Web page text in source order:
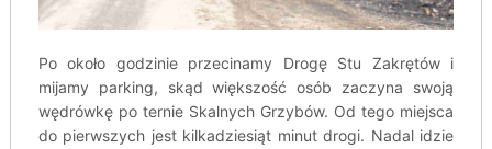
Po około godzinie przecinamy Drogę Stu Zakrętów i
mijamy parking, skąd większość osób zaczyna swoją
wędrówkę po ternie Skalnych Grzybów. Od tego miejsca
do pierwszych jest kilkadziesiąt minut drogi. Nadal idzie